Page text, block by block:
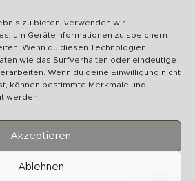
zu bieten, verwenden wir
um Geräteinformationen zu speichern
Wenn du diesen Technologien
wie das Surfverhalten oder eindeutige
Wenn du deine Einwilligung nicht
können bestimmte Merkmale und
werden.
Akzeptieren
Ablehnen
Chilltime Store
07331 4577974
Info@chilltime.de
19 73312 Geislingen